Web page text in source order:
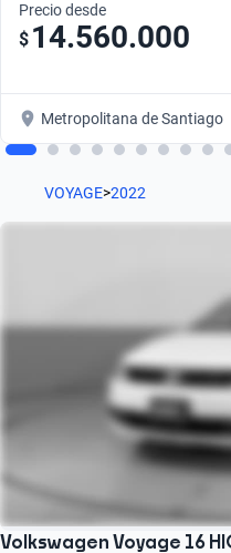
Precio desde
$ 14.560.000
Metropolitana de Santiago
VOYAGE>2022
Volkswagen Voyage 16